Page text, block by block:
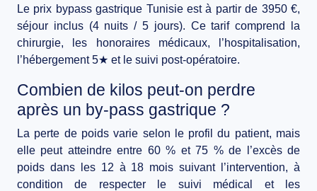
Le prix bypass gastrique Tunisie est à partir de 3950 €,
séjour inclus (4 nuits / 5 jours). Ce tarif comprend la
chirurgie, les honoraires médicaux, l’hospitalisation,
l’hébergement 5★ et le suivi post-opératoire.
Combien de kilos peut-on perdre
après un by-pass gastrique ?
La perte de poids varie selon le profil du patient, mais
elle peut atteindre entre 60 % et 75 % de l’excès de
poids dans les 12 à 18 mois suivant l’intervention, à
condition de respecter le suivi médical et les